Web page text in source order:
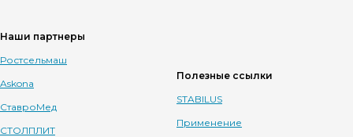
Наши партнеры
Ростсельмаш
Askona
СтавроМед
СТОЛПЛИТ
Полезные ссылки
STABILUS
Применение